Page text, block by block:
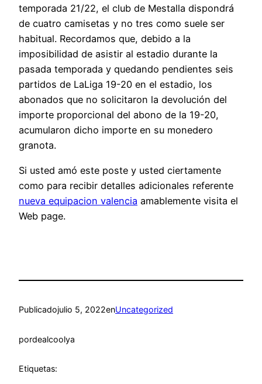
temporada 21/22, el club de Mestalla dispondrá
de cuatro camisetas y no tres como suele ser
habitual. Recordamos que, debido a la
imposibilidad de asistir al estadio durante la
pasada temporada y quedando pendientes seis
partidos de LaLiga 19-20 en el estadio, los
abonados que no solicitaron la devolución del
importe proporcional del abono de la 19-20,
acumularon dicho importe en su monedero
granota.
Si usted amó este poste y usted ciertamente
como para recibir detalles adicionales referente
nueva equipacion valencia amablemente visita el
Web page.
Publicadojulio 5, 2022enUncategorized
pordealcoolya
Etiquetas: